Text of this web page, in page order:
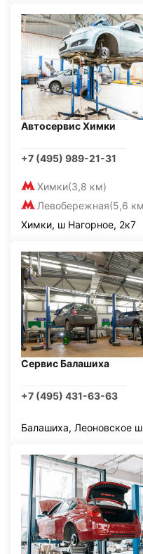
Автосервис Химки
+7 (495) 989-21-31
Химки(3,8 км)
Левобережная(5,6
Химки, ш Нагорное, 2к7
Сервис Балашиха
+7 (495) 431-63-63
Балашиха, Леоновское